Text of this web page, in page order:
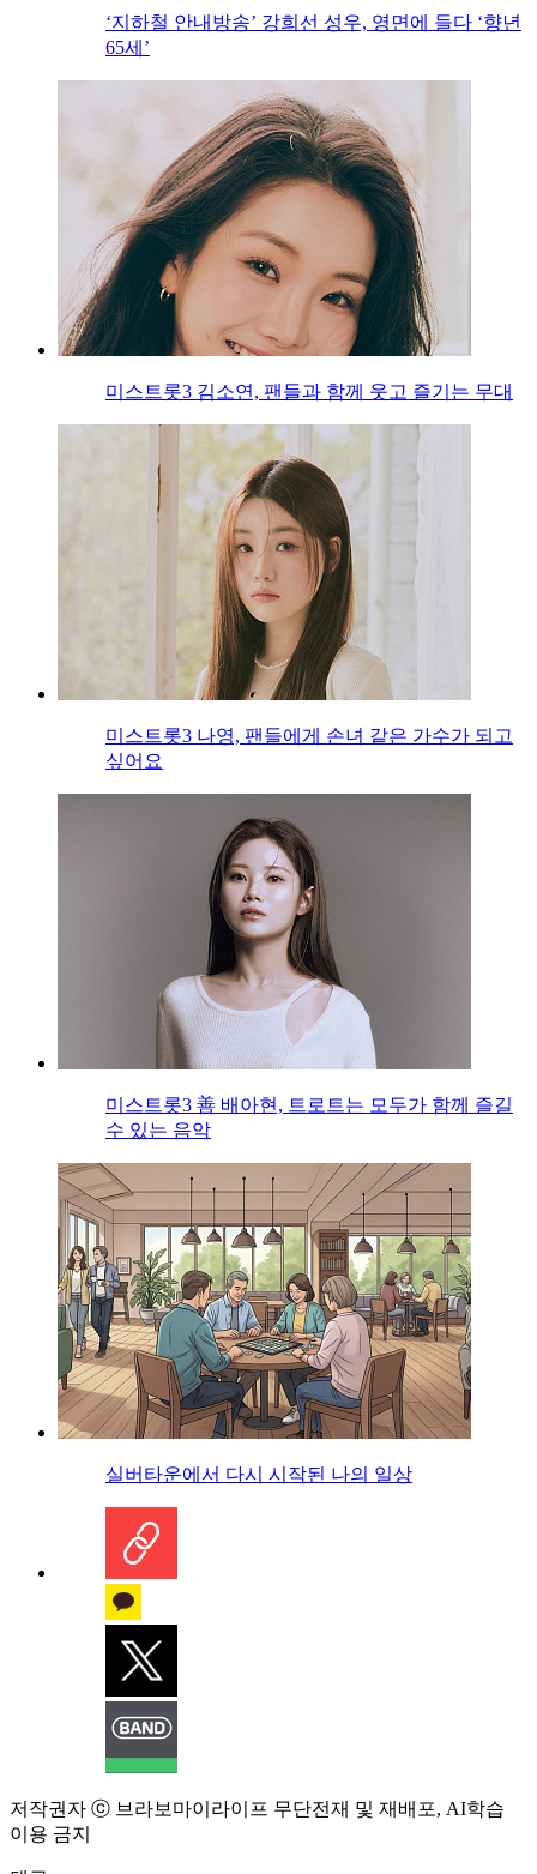
‘지하철 안내방송’ 강희선 성우, 영면에 들다 ‘향년
65세’
미스트롯3 김소연, 팬들과 함께 웃고 즐기는 무대
미스트롯3 나영, 팬들에게 손녀 같은 가수가 되고
싶어요
미스트롯3 善 배아현, 트로트는 모두가 함께 즐길
수 있는 음악
실버타운에서 다시 시작된 나의 일상
저작권자 ⓒ 브라보마이라이프 무단전재 및 재배포, AI학습
이용 금지